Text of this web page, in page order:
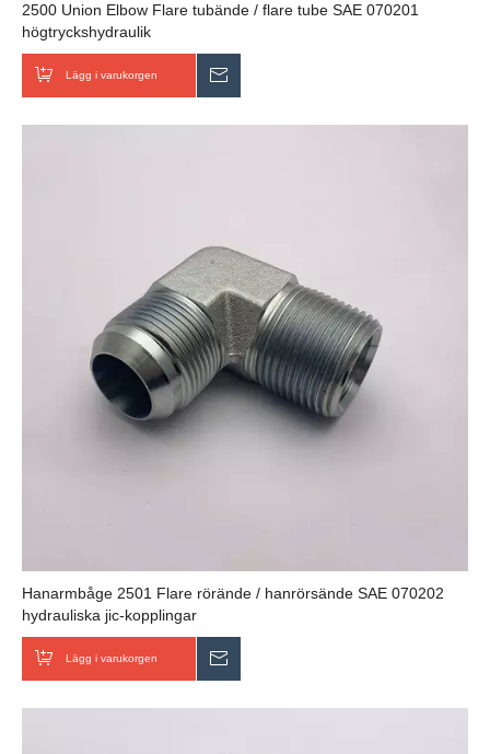
2500 Union Elbow Flare tubände / flare tube SAE 070201
högtryckshydraulik
Lägg i varukorgen
Hanarmbåge 2501 Flare rörände / hanrörsände SAE 070202
hydrauliska jic-kopplingar
Lägg i varukorgen